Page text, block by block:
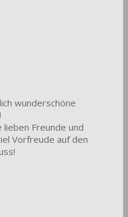
wunderschöne
Freunde und
Vorfreude auf den